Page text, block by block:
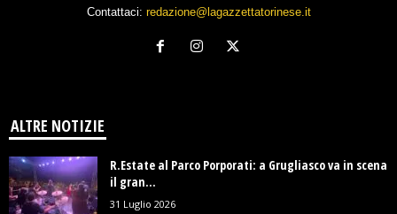
Contattaci: redazione@lagazzettatorinese.it
ALTRE NOTIZIE
R.Estate al Parco Porporati: a Grugliasco va in scena
il gran...
31 Luglio 2026